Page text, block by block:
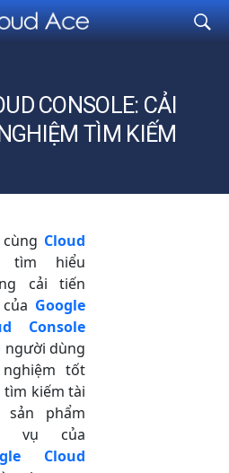
CONSOLE: CẢI
TÌM KIẾM
Cloud
tìm hiểu
cải tiến
Google
Console
người dùng
tốt
tìm kiếm tài
sản phẩm
vụ của
Cloud